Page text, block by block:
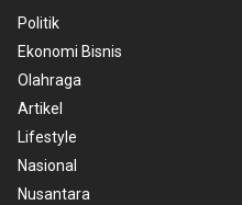
Politik
Ekonomi Bisnis
Olahraga
Artikel
Lifestyle
Nasional
Nusantara